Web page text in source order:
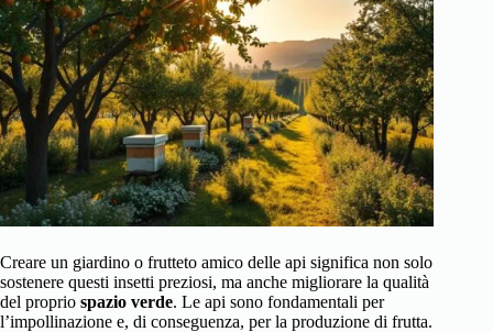
Creare un giardino o frutteto amico delle api significa non solo
sostenere questi insetti preziosi, ma anche migliorare la qualità
del proprio spazio verde. Le api sono fondamentali per
l’impollinazione e, di conseguenza, per la produzione di frutta.